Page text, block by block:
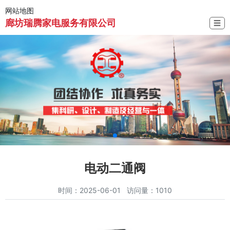
网站地图
廊坊瑞腾家电服务有限公司 ☰
电动二通阀
时间：2025-06-01 访问量：1010